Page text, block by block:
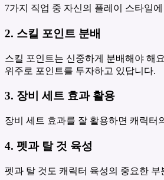
7가지 직업 중 자신의 플레이 스타일
2. 스킬 포인트 분배
스킬 포인트는 신중하게 분배해야 해
위주로 포인트를 투자하고 있답니다.
3. 장비 세트 효과 활용
장비 세트 효과를 잘 활용하면 캐릭터
4. 펫과 탈 것 육성
펫과 탈 것도 캐릭터 육성의 중요한